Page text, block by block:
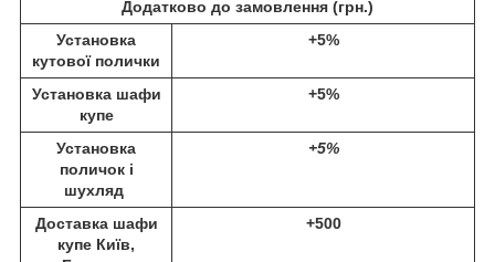
Додатково до замовлення (грн.)
Установка
кутової полички
+5%
Установка шафи
купе
+5%
Установка
поличок і
шухляд
+5%
Доставка шафи
купе Київ,
+500